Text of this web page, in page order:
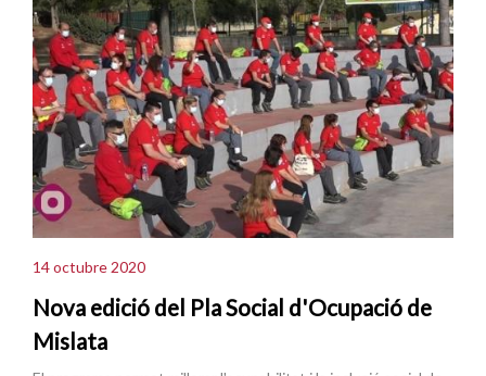
14 octubre 2020
Nova edició del Pla Social d'Ocupació de
Mislata